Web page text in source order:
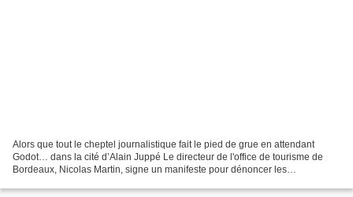
Alors que tout le cheptel journalistique fait le pied de grue en attendant
Godot… dans la cité d’Alain Juppé Le directeur de l'office de tourisme de
Bordeaux, Nicolas Martin, signe un manifeste pour dénoncer les